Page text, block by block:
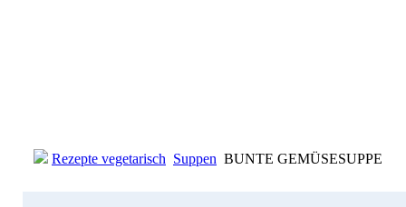
Rezepte vegetarisch Suppen BUNTE GEMÜSESUPPE